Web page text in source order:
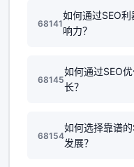
68141
如何通过SEO
响力？
68145
如何通过SEO
长？
68154
如何选择靠谱
发展？